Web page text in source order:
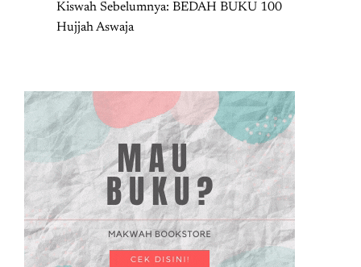
Kiswah Sebelumnya: BEDAH BUKU 100
Hujjah Aswaja